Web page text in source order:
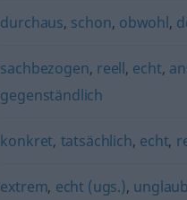
durchaus, schon, obwohl,
sachbezogen, reell, echt,
gegenständlich
konkret, tatsächlich, echt,
extrem, echt (ugs.),